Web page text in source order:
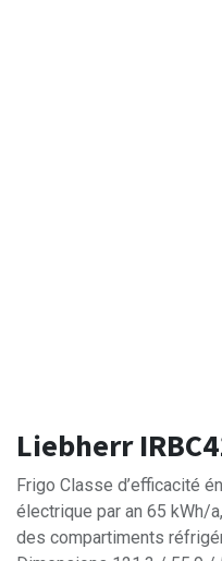
Liebherr
Frigo Classe d’efficacité
électrique par an 65 kWh/
des compartiments